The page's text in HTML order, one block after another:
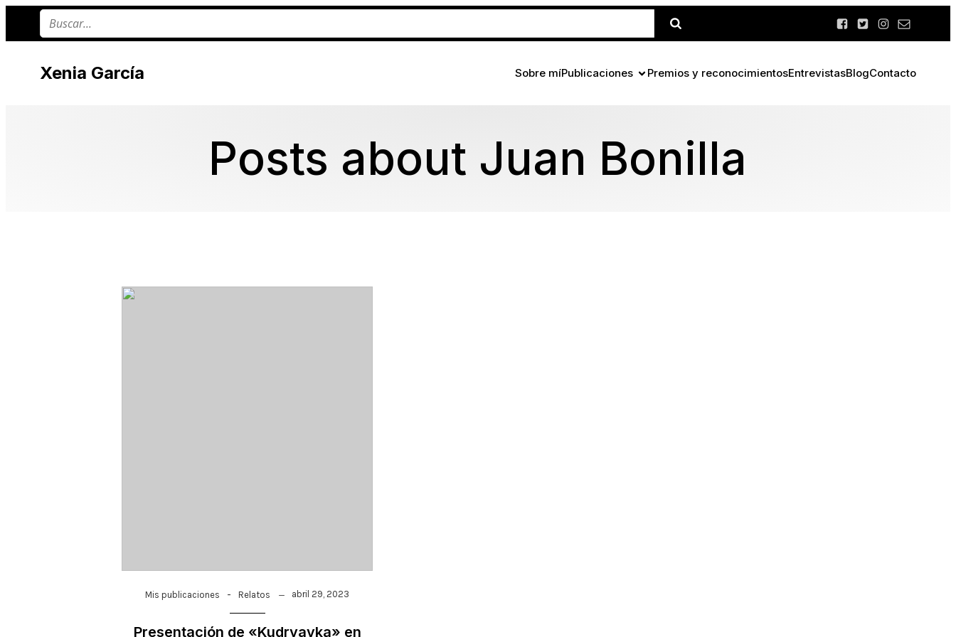
Xenia García Sobre míPublicaciones Premios y reconocimientosEntrevistasBlogContacto
Posts about Juan Bonilla
Mis publicaciones - Relatos abril 29, 2023
Presentación de «Kudryavka» en